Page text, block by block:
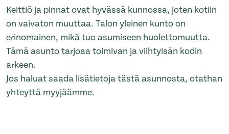
Keittiö ja pinnat ovat hyvässä kunnossa, joten kotiin
on vaivaton muuttaa. Talon yleinen kunto on
erinomainen, mikä tuo asumiseen huolettomuutta.
Tämä asunto tarjoaa toimivan ja viihtyisän kodin
arkeen.
Jos haluat saada lisätietoja tästä asunnosta, otathan
yhteyttä myyjäämme.